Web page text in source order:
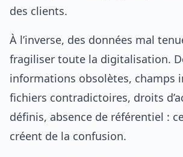
des clients.
À l’inverse, des données mal
fragiliser toute la digitalisation.
informations obsolètes, champs
fichiers contradictoires, droits
définis, absence de référentiel :
créent de la confusion.